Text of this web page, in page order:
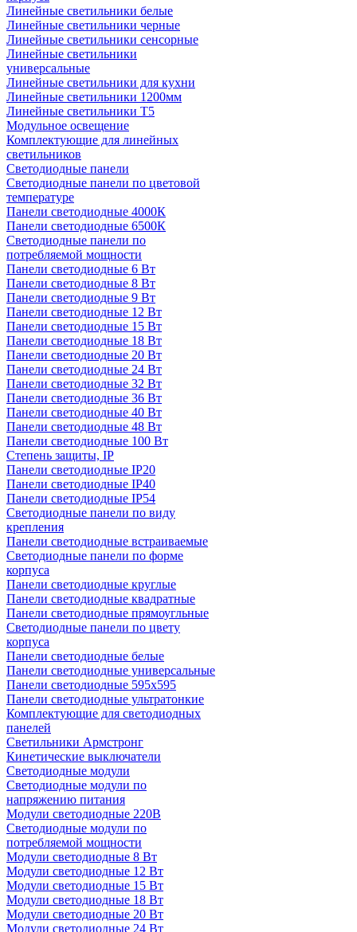
Линейные светильники белые
Линейные светильники черные
Линейные светильники сенсорные
Линейные светильники
универсальные
Линейные светильники для кухни
Линейные светильники 1200мм
Линейные светильники Т5
Модульное освещение
Комплектующие для линейных
светильников
Светодиодные панели
Светодиодные панели по цветовой
температуре
Панели светодиодные 4000К
Панели светодиодные 6500К
Светодиодные панели по
потребляемой мощности
Панели светодиодные 6 Вт
Панели светодиодные 8 Вт
Панели светодиодные 9 Вт
Панели светодиодные 12 Вт
Панели светодиодные 15 Вт
Панели светодиодные 18 Вт
Панели светодиодные 20 Вт
Панели светодиодные 24 Вт
Панели светодиодные 32 Вт
Панели светодиодные 36 Вт
Панели светодиодные 40 Вт
Панели светодиодные 48 Вт
Панели светодиодные 100 Вт
Степень защиты, IP
Панели светодиодные IP20
Панели светодиодные IP40
Панели светодиодные IP54
Светодиодные панели по виду
крепления
Панели светодиодные встраиваемые
Светодиодные панели по форме
корпуса
Панели светодиодные круглые
Панели светодиодные квадратные
Панели светодиодные прямоугльные
Светодиодные панели по цвету
корпуса
Панели светодиодные белые
Панели светодиодные универсальные
Панели светодиодные 595х595
Панели светодиодные ультратонкие
Комплектующие для светодиодных
панелей
Светильники Армстронг
Кинетические выключатели
Светодиодные модули
Светодиодные модули по
напряжению питания
Модули светодиодные 220В
Светодиодные модули по
потребляемой мощности
Модули светодиодные 8 Вт
Модули светодиодные 12 Вт
Модули светодиодные 15 Вт
Модули светодиодные 18 Вт
Модули светодиодные 20 Вт
Модули светодиодные 24 Вт